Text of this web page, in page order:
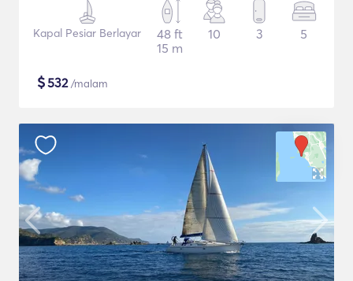
Kapal Pesiar Berlayar
48 ft
15 m
10 3 5
$532/malam